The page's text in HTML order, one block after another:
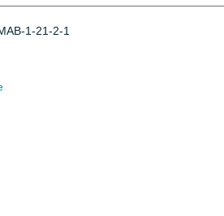
1-21-2-1